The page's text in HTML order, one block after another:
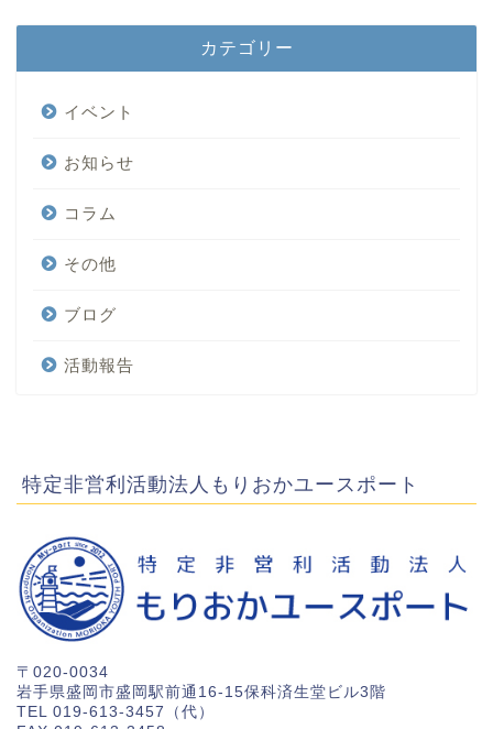
カテゴリー
イベント
お知らせ
コラム
その他
ブログ
活動報告
特定非営利活動法人もりおかユースポート
〒020-0034
岩手県盛岡市盛岡駅前通16-15保科済生堂ビル3階
TEL 019-613-3457（代）